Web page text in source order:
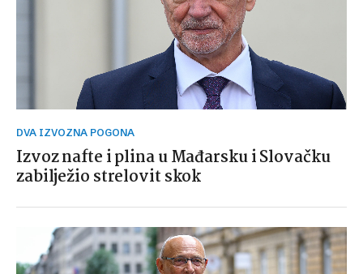
DVA IZVOZNA POGONA
Izvoz nafte i plina u Mađarsku i Slovačku
zabilježio strelovit skok